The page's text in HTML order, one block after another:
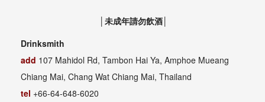
│未成年請勿飲酒│
Drinksmith
add 107 Mahidol Rd, Tambon Hai Ya, Amphoe Mueang
Chiang Mai, Chang Wat Chiang Mai, Thailand
tel +66-64-648-6020